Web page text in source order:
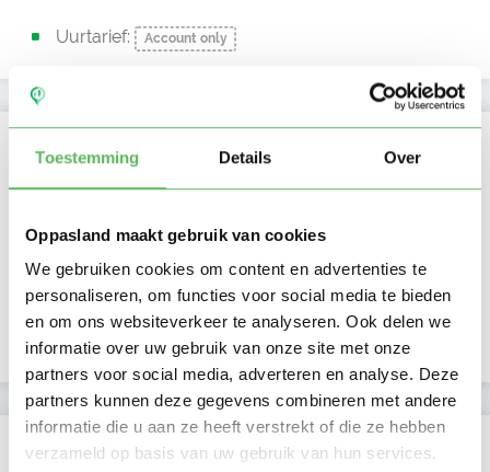
Toestemming Details Over
Oppasland maakt gebruik van cookies
We gebruiken cookies om content en advertenties te
personaliseren, om functies voor social media te bieden
en om ons websiteverkeer te analyseren. Ook delen we
informatie over uw gebruik van onze site met onze
partners voor social media, adverteren en analyse. Deze
partners kunnen deze gegevens combineren met andere
informatie die u aan ze heeft verstrekt of die ze hebben
verzameld op basis van uw gebruik van hun services.
Uurtarief: Account only
Ma Di Wo Do Vr Za
Zo
Middag
Namiddag
Avond
NIEUW
Activiteit op Oppasland